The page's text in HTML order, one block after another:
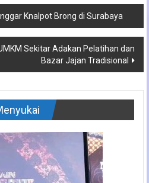
Knalpot Brong di Surabaya
Sekitar Adakan Pelatihan dan
Bazar Jajan Tradisional